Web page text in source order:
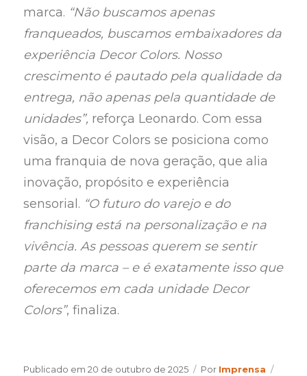
marca. “Não buscamos apenas
franqueados, buscamos embaixadores da
experiência Decor Colors. Nosso
crescimento é pautado pela qualidade da
entrega, não apenas pela quantidade de
unidades”, reforça Leonardo. Com essa
visão, a Decor Colors se posiciona como
uma franquia de nova geração, que alia
inovação, propósito e experiência
sensorial. “O futuro do varejo e do
franchising está na personalização e na
vivência. As pessoas querem se sentir
parte da marca – e é exatamente isso que
oferecemos em cada unidade Decor
Colors”, finaliza.
Publicado em20 de outubro de 2025 Por Author
Imprensa